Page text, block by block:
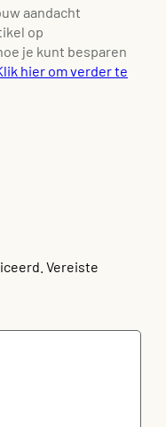
aandacht
op
je kunt besparen
hier om verder te
Vereiste